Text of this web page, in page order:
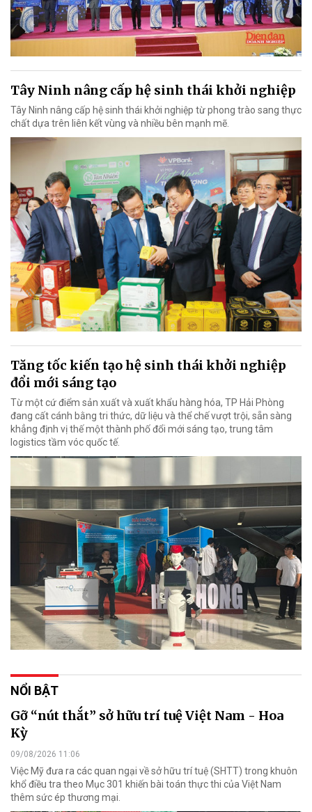
Tây Ninh nâng cấp hệ sinh thái khởi nghiệp
Tây Ninh nâng cấp hệ sinh thái khởi nghiệp từ phong trào sang thực
chất dựa trên liên kết vùng và nhiều bên mạnh mẽ.
Tăng tốc kiến tạo hệ sinh thái khởi nghiệp
đổi mới sáng tạo
Từ một cứ điểm sản xuất và xuất khẩu hàng hóa, TP Hải Phòng
đang cất cánh bằng tri thức, dữ liệu và thể chế vượt trội, sẵn sàng
khẳng định vị thế một thành phố đổi mới sáng tạo, trung tâm
logistics tầm vóc quốc tế.
NỔI BẬT
Gỡ “nút thắt” sở hữu trí tuệ Việt Nam - Hoa
Kỳ
09/08/2026 11:06
Việc Mỹ đưa ra các quan ngại về sở hữu trí tuệ (SHTT) trong khuôn
khổ điều tra theo Mục 301 khiến bài toán thực thi của Việt Nam
thêm sức ép thương mại.